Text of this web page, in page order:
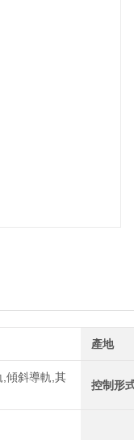
產地
,傾斜導軌,其
控制形